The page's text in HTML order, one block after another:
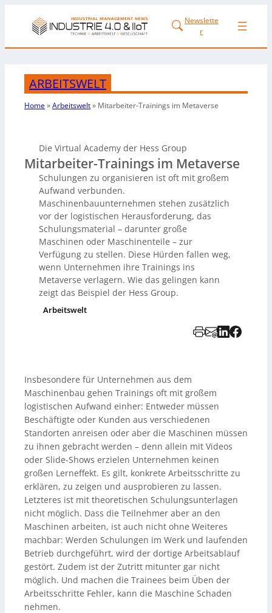
Newslette
r
ARBEITSWELT
Home»Arbeitswelt» Mitarbeiter-Trainings im Metaverse
Die Virtual Academy der Hess Group
Mitarbeiter-Trainings im Metaverse
Schulungen zu organisieren ist oft mit großem
Aufwand verbunden.
Maschinenbauunternehmen stehen zusätzlich
vor der logistischen Herausforderung, das
Schulungsmaterial – darunter große
Maschinen oder Maschinenteile – zur
Verfügung zu stellen. Diese Hürden fallen weg,
wenn Unternehmen ihre Trainings ins
Metaverse verlagern. Wie das gelingen kann
zeigt das Beispiel der Hess Group.
Arbeitswelt
Insbesondere für Unternehmen aus dem
Maschinenbau gehen Trainings oft mit großem
logistischen Aufwand einher: Entweder müssen
Beschäftigte oder Kunden aus verschiedenen
Standorten anreisen oder aber die Maschinen müssen
zu ihnen gebracht werden – denn allein mit Videos
oder Slide-Shows erzielen Unternehmen keinen
großen Lerneffekt. Es gilt, konkrete Arbeitsschritte zu
erklären, zu zeigen und ausprobieren zu lassen.
Letzteres ist mit theoretischen Schulungsunterlagen
nicht möglich. Dass die Teilnehmer aber an den
Maschinen arbeiten, ist auch nicht ohne Weiteres
machbar: Werden Schulungen im Werk und laufenden
Betrieb durchgeführt, wird der dortige Arbeitsablauf
gestört. Zudem ist der Zutritt mitunter gar nicht
möglich. Und machen die Trainees beim Üben der
Arbeitsschritte Fehler, kann die Maschine Schaden
nehmen.